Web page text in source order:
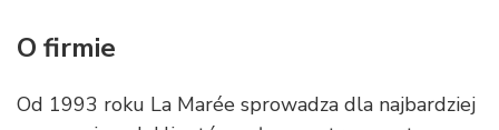
O firmie
Od 1993 roku La Marée sprowadza dla najbardziej